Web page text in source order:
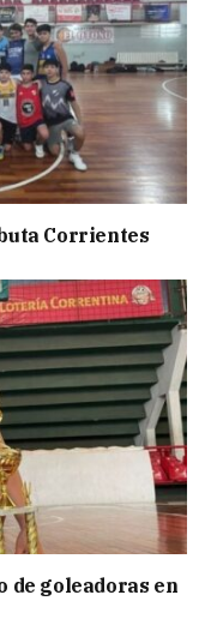
Corrientes
de goleadoras en